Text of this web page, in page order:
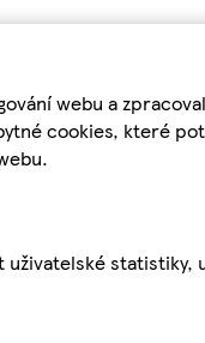
webu a
cookies, které